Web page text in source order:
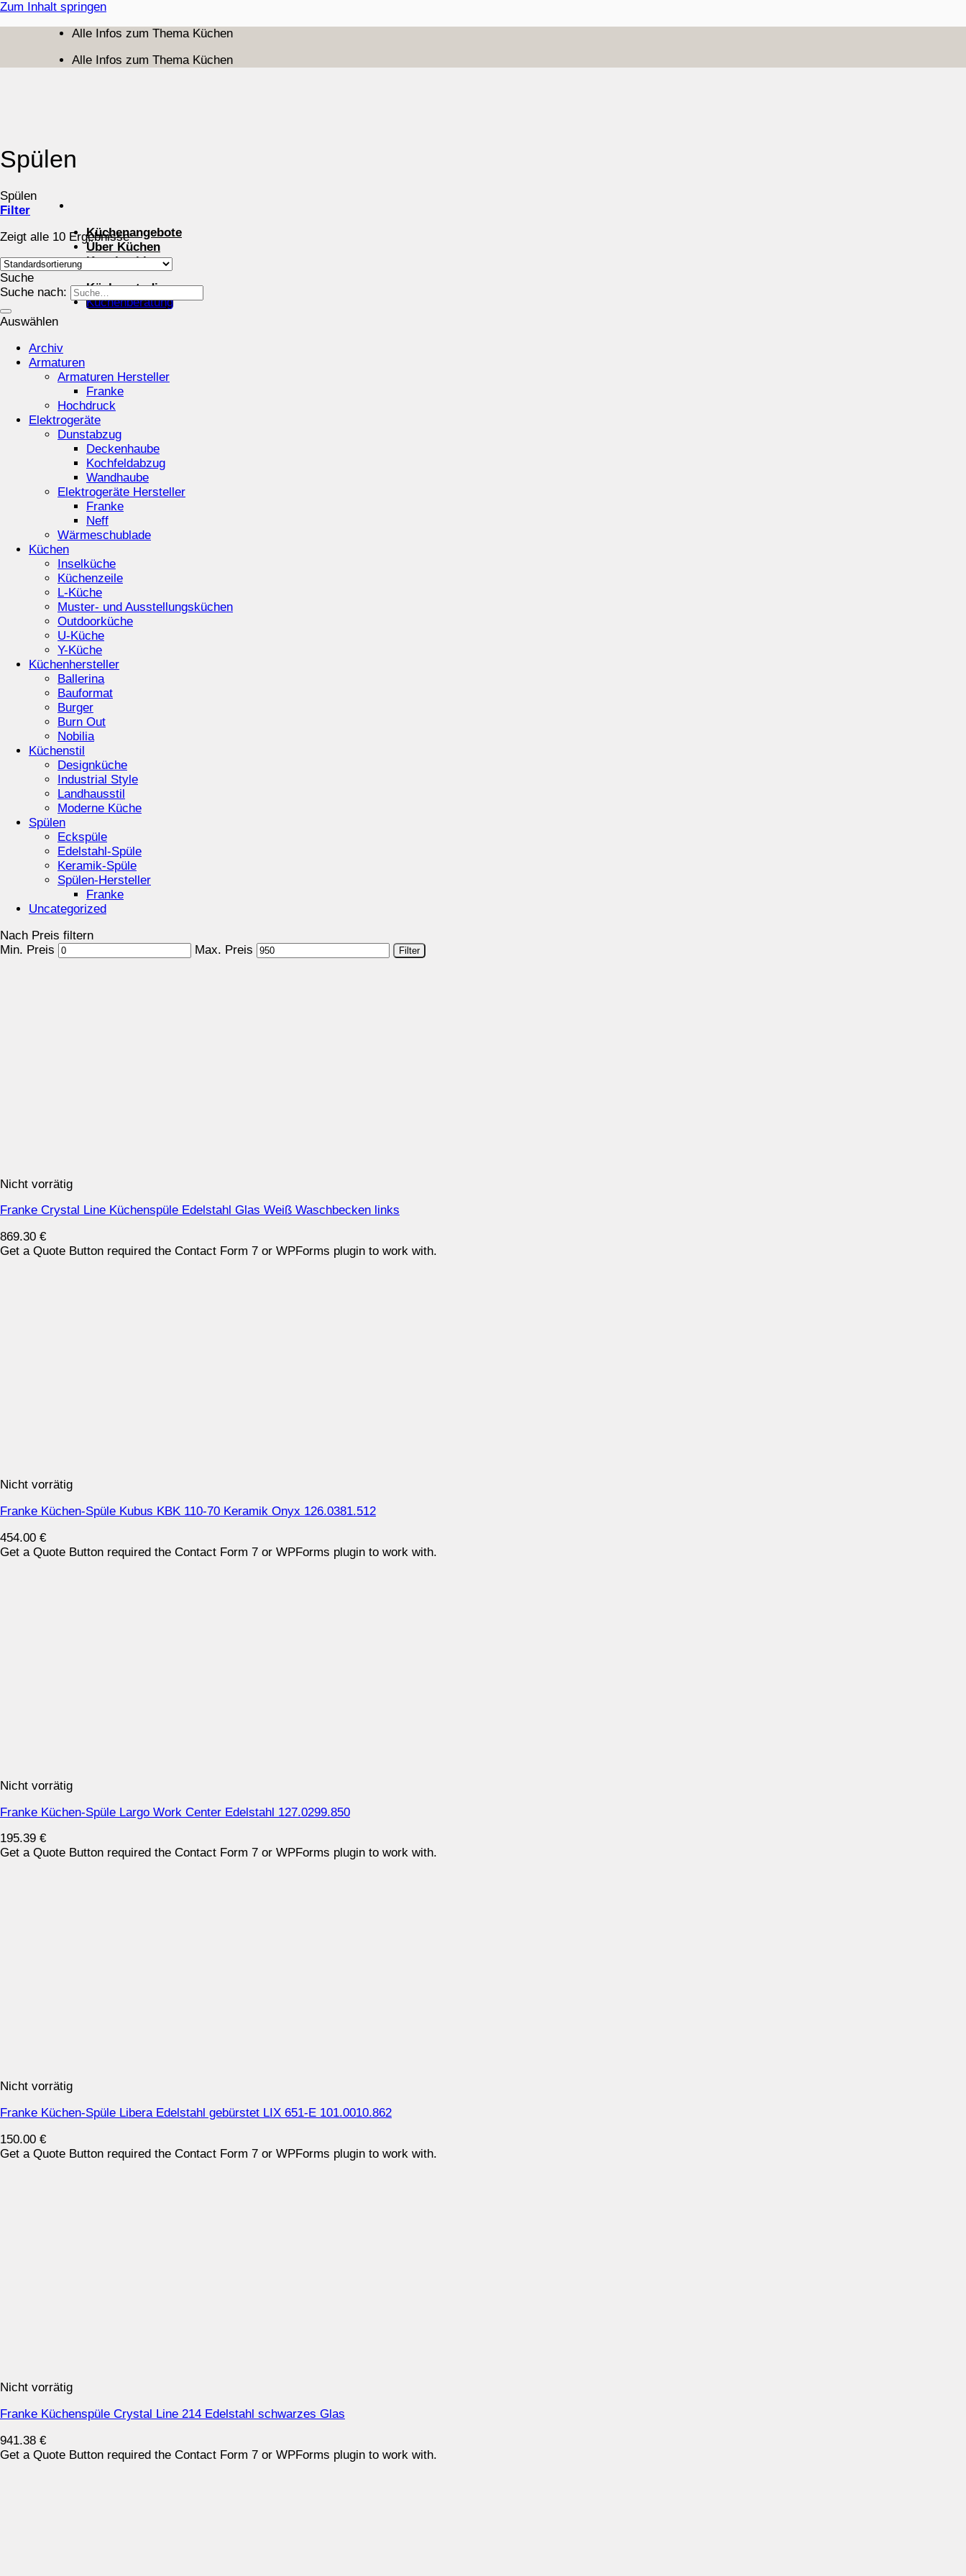
Zum Inhalt springen
Alle Infos zum Thema Küchen
Alle Infos zum Thema Küchen
Küchenangebote
Über Küchen
Kuechenblog
Küchenstudios
Küchenberatung
Spülen
Spülen
Filter
Zeigt alle 10 Ergebnisse
Suche
Suche nach:
Auswählen
Archiv
Armaturen
Armaturen Hersteller
Franke
Hochdruck
Elektrogeräte
Dunstabzug
Deckenhaube
Kochfeldabzug
Wandhaube
Elektrogeräte Hersteller
Franke
Neff
Wärmeschublade
Küchen
Inselküche
Küchenzeile
L-Küche
Muster- und Ausstellungsküchen
Outdoorküche
U-Küche
Y-Küche
Küchenhersteller
Ballerina
Bauformat
Burger
Burn Out
Nobilia
Küchenstil
Designküche
Industrial Style
Landhausstil
Moderne Küche
Spülen
Eckspüle
Edelstahl-Spüle
Keramik-Spüle
Spülen-Hersteller
Franke
Uncategorized
Nach Preis filtern
Min. Preis
Max. Preis Filter
Nicht vorrätig
Franke Crystal Line Küchenspüle Edelstahl Glas Weiß Waschbecken links
869.30 €
Get a Quote Button required the Contact Form 7 or WPForms plugin to work with.
Nicht vorrätig
Franke Küchen-Spüle Kubus KBK 110-70 Keramik Onyx 126.0381.512
454.00 €
Get a Quote Button required the Contact Form 7 or WPForms plugin to work with.
Nicht vorrätig
Franke Küchen-Spüle Largo Work Center Edelstahl 127.0299.850
195.39 €
Get a Quote Button required the Contact Form 7 or WPForms plugin to work with.
Nicht vorrätig
Franke Küchen-Spüle Libera Edelstahl gebürstet LIX 651-E 101.0010.862
150.00 €
Get a Quote Button required the Contact Form 7 or WPForms plugin to work with.
Nicht vorrätig
Franke Küchenspüle Crystal Line 214 Edelstahl schwarzes Glas
941.38 €
Get a Quote Button required the Contact Form 7 or WPForms plugin to work with.